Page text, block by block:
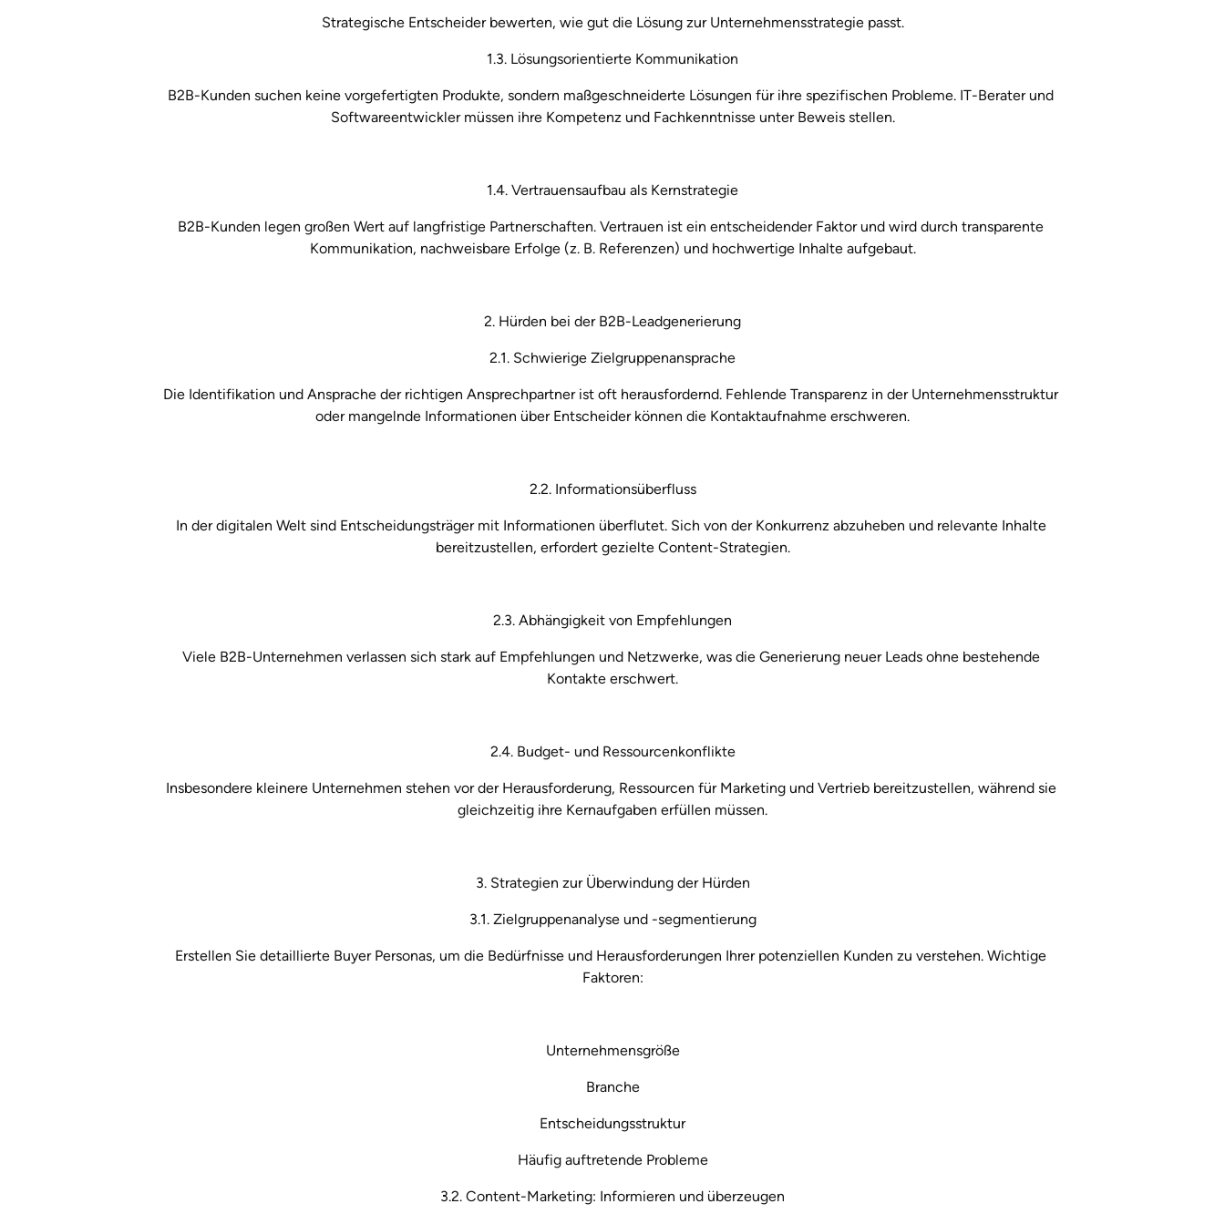
Strategische Entscheider bewerten, wie gut die Lösung zur Unternehmensstrategie passt.
1.3. Lösungsorientierte Kommunikation
B2B-Kunden suchen keine vorgefertigten Produkte, sondern maßgeschneiderte Lösungen für ihre spezifischen Probleme. IT-Berater und
Softwareentwickler müssen ihre Kompetenz und Fachkenntnisse unter Beweis stellen.
1.4. Vertrauensaufbau als Kernstrategie
B2B-Kunden legen großen Wert auf langfristige Partnerschaften. Vertrauen ist ein entscheidender Faktor und wird durch transparente
Kommunikation, nachweisbare Erfolge (z. B. Referenzen) und hochwertige Inhalte aufgebaut.
2. Hürden bei der B2B-Leadgenerierung
2.1. Schwierige Zielgruppenansprache
Die Identifikation und Ansprache der richtigen Ansprechpartner ist oft herausfordernd. Fehlende Transparenz in der Unternehmensstruktur
oder mangelnde Informationen über Entscheider können die Kontaktaufnahme erschweren.
2.2. Informationsüberfluss
In der digitalen Welt sind Entscheidungsträger mit Informationen überflutet. Sich von der Konkurrenz abzuheben und relevante Inhalte
bereitzustellen, erfordert gezielte Content-Strategien.
2.3. Abhängigkeit von Empfehlungen
Viele B2B-Unternehmen verlassen sich stark auf Empfehlungen und Netzwerke, was die Generierung neuer Leads ohne bestehende
Kontakte erschwert.
2.4. Budget- und Ressourcenkonflikte
Insbesondere kleinere Unternehmen stehen vor der Herausforderung, Ressourcen für Marketing und Vertrieb bereitzustellen, während sie
gleichzeitig ihre Kernaufgaben erfüllen müssen.
3. Strategien zur Überwindung der Hürden
3.1. Zielgruppenanalyse und -segmentierung
Erstellen Sie detaillierte Buyer Personas, um die Bedürfnisse und Herausforderungen Ihrer potenziellen Kunden zu verstehen. Wichtige
Faktoren:
Unternehmensgröße
Branche
Entscheidungsstruktur
Häufig auftretende Probleme
3.2. Content-Marketing: Informieren und überzeugen